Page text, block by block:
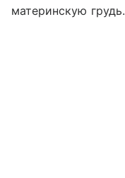
материнскую грудь.